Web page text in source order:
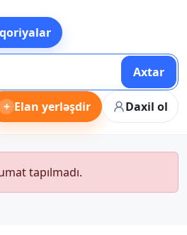
Axtar
+ Elan yerləşdir Daxil ol
tapılmadı.